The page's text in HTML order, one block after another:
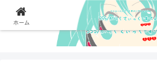
ホーム